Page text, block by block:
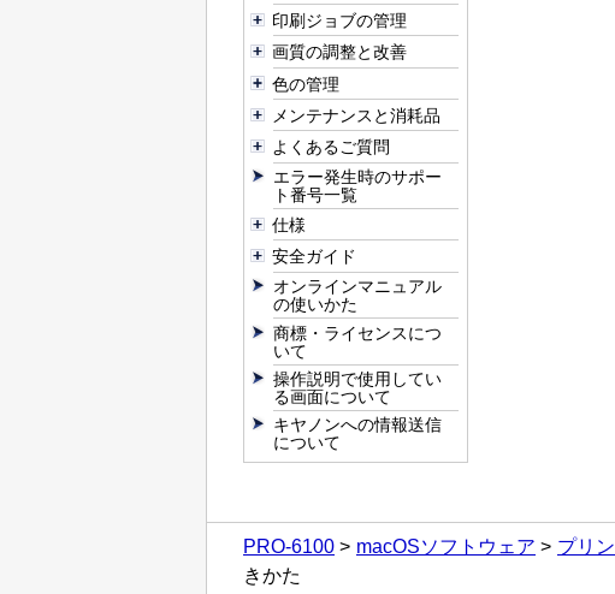
印刷ジョブの管理
画質の調整と改善
色の管理
メンテナンスと消耗品
よくあるご質問
エラー発生時のサポー
ト番号一覧
仕様
安全ガイド
オンラインマニュアル
の使いかた
商標・ライセンスにつ
いて
操作説明で使用してい
る画面について
キヤノンへの情報送信
について
PRO-6100 macOSソフトウェア プリ
きかた